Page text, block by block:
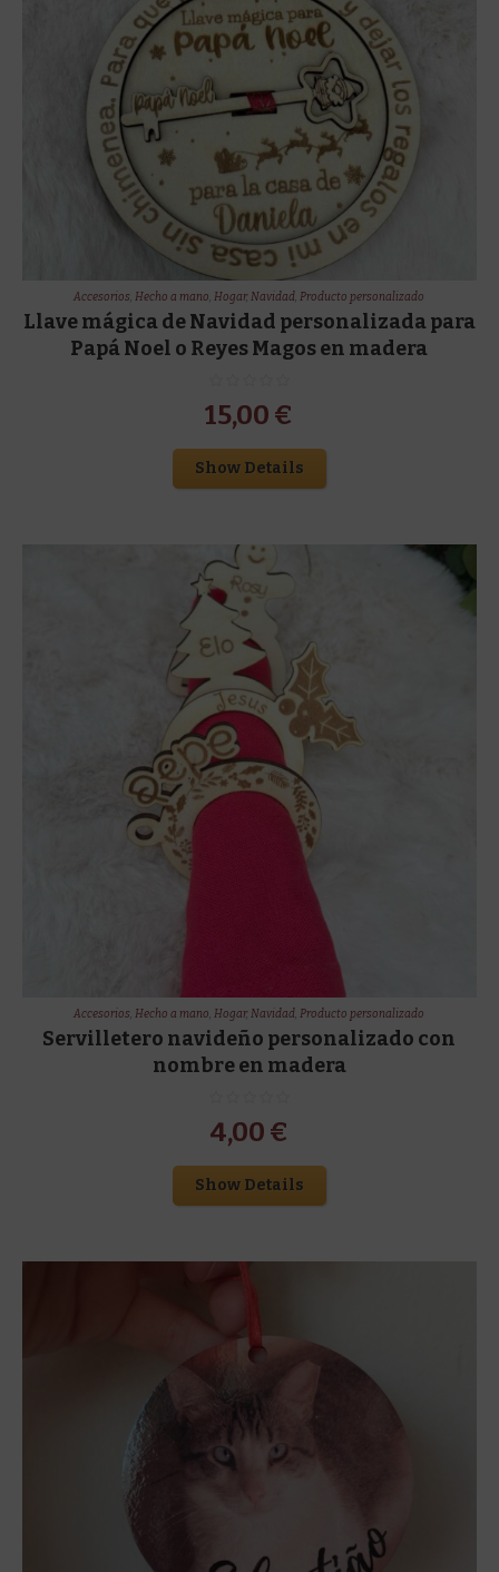
Accesorios,Hecho a mano,Hogar,Navidad,Producto personalizado
Llave mágica de Navidad personalizada para
Papá Noel o Reyes Magos en madera
15,00 €
Show Details
Accesorios,Hecho a mano,Hogar,Navidad,Producto personalizado
Servilletero navideño personalizado con
nombre en madera
4,00 €
Show Details